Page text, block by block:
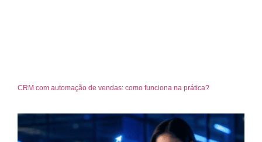
CRM com automação de vendas: como funciona na prática?